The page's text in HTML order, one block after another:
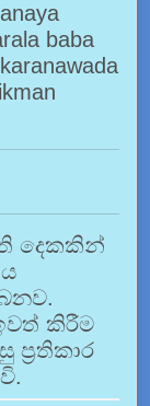
baba
දෙකකින්
කිරීම
ප්‍රතිකාර